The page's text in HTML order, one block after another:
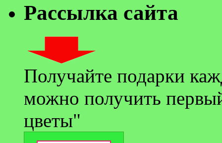
Рассылка сайта
Получайте подарки
можно получить
цветы"